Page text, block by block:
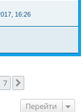
16:26
7
Перейти